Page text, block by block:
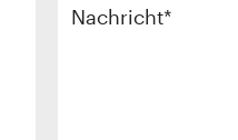
Nachricht